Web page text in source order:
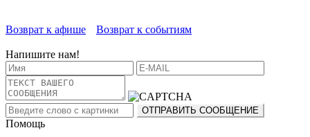
Возврат к афише Возврат к событиям
Напишите нам!
Помощь